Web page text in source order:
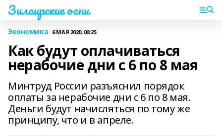
Зилаирские огни
Экономика 6 МАЯ 2020, 08:25
Как будут оплачиваться
нерабочие дни с 6 по 8 мая
Минтруд России разъяснил порядок
оплаты за нерабочие дни с 6 по 8 мая.
Деньги будут начисляться по тому же
принципу, что и в апреле.